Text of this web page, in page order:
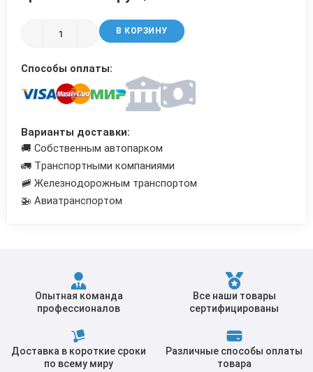
В КОРЗИНУ
Способы оплаты:
Варианты доставки:
🚚 Собственным автопарком
🚛 Транспортными компаниями
🚞 Железнодорожным транспортом
🚁 Авиатранспортом
Опытная команда
профессионалов
Все наши товары
сертифицированы
Доставка в короткие сроки
по всему миру
Различные способы оплаты
товара
Трубы в ВУС изоляции